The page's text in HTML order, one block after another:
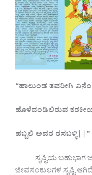
“ಹಾಲುಂಡ ತವರೀಗಿ
ಹೊಳೆದಂಡಿಲಿರುವ
ಹಬ್ಬಲಿ ಅವರ ರಸಬಳ್ಳಿ||”
ಸೃಷ್ಟಿಯ ಬಹುಭಾಗ
ಜೀವಸಂಕುಲಗಳ ಸೃಷ್ಟಿ